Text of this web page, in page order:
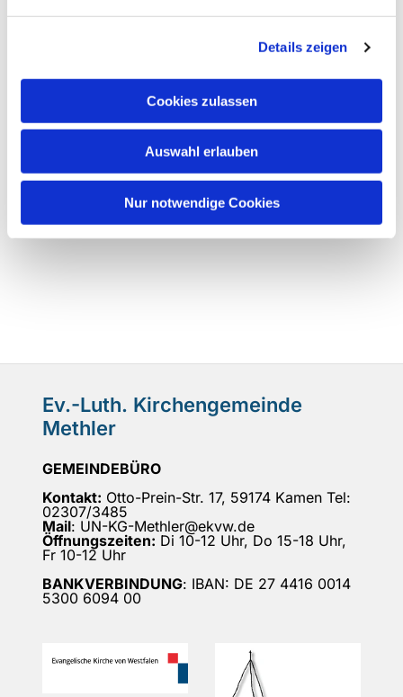
Details zeigen
Cookies zulassen
Auswahl erlauben
Nur notwendige Cookies
Ev.-Luth. Kirchengemeinde
Methler
GEMEINDEBÜRO
Kontakt: Otto-Prein-Str. 17, 59174 Kamen Tel:
02307/3485
Mail: UN-KG-Methler@ekvw.de
Öffnungszeiten: Di 10-12 Uhr, Do 15-18 Uhr,
Fr 10-12 Uhr
BANKVERBINDUNG: IBAN: DE 27 4416 0014
5300 6094 00